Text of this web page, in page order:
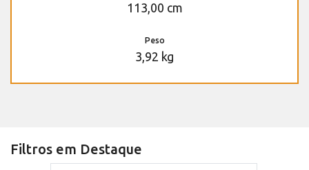
113,00 cm
Peso
3,92 kg
Filtros em Destaque